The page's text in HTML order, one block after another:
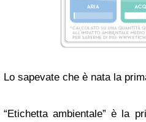
Lo sapevate che è nata la
“Etichetta ambientale” è la